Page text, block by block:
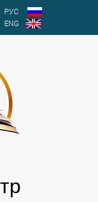
РУС
ENG